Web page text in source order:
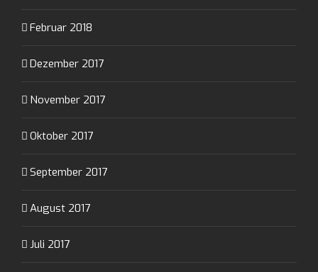
Februar 2018
Dezember 2017
November 2017
Oktober 2017
September 2017
August 2017
Juli 2017